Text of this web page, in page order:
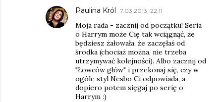
Paulina Król 7.03.2013, 22:11
Moja rada - zacznij od początku! Seria
o Harrym może Cię tak wciągnąć, że
będziesz żałowała, że zaczęłaś od
środka (chociaż można, nie trzeba
utrzymywać kolejności). Albo zacznij od
"Łowców głów" i przekonaj się, czy w
ogóle styl Nesbo Ci odpowiada, a
dopiero potem sięgaj po serię o
Harrym :)